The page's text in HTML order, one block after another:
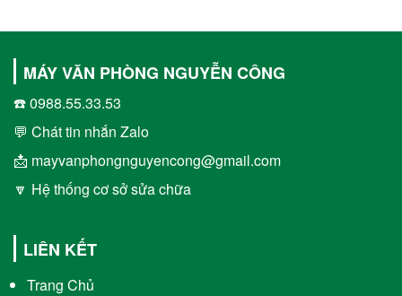
MÁY VĂN PHÒNG NGUYỄN CÔNG
☎️ 0988.55.33.53
💬 Chát tin nhắn Zalo
📩 mayvanphongnguyencong@gmail.com
🔽 Hệ thống cơ sở sửa chữa
LIÊN KẾT
Trang Chủ